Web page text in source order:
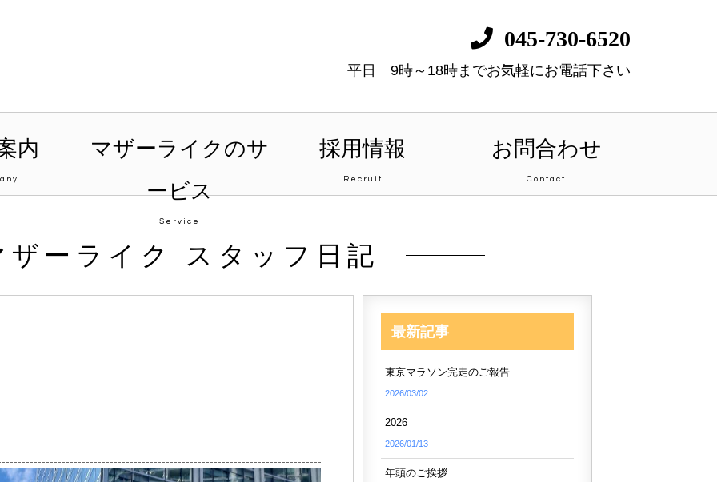
045-730-6520
平日 9時～18時までお気軽にお電話下さい
内
マザーライクのサ
ービス
Service
採用情報
Recruit
お問合わせ
Contact
ザーライク スタッフ日記
最新記事
東京マラソン完走のご報告
2026/03/02
2026
2026/01/13
年頭のご挨拶